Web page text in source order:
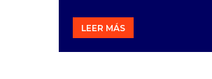
LEER MÁS